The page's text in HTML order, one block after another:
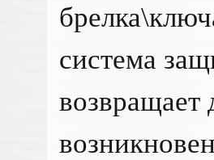
система